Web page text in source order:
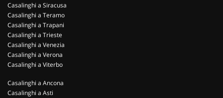
Casalinghi a Siracusa
Casalinghi a Teramo
Casalinghi a Trapani
Casalinghi a Trieste
Casalinghi a Venezia
Casalinghi a Verona
Casalinghi a Viterbo
Casalinghi a Ancona
Casalinghi a Asti